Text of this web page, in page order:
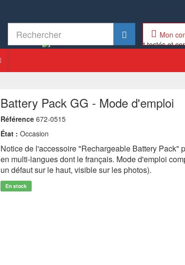
Mon
Battery Pack GG - Mode d'emploi
Référence 672-0515
État : Occasion
Notice de l'accessoire "Rechargeable Battery Pack"
en multi-langues dont le français. Mode d'emploi
un défaut sur le haut, visible sur les photos).
En stock